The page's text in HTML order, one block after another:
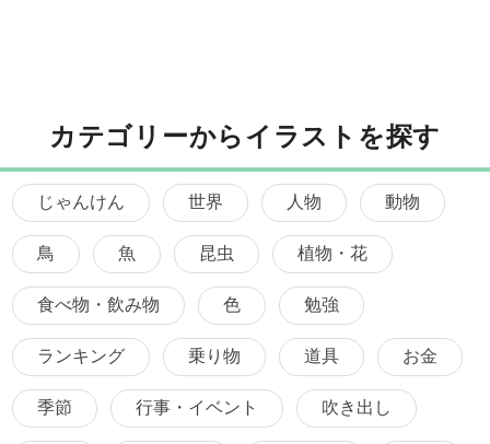
カテゴリーからイラストを探す
じゃんけん 世界 人物 動物
鳥 魚 昆虫 植物・花
食べ物・飲み物 色 勉強
ランキング 乗り物 道具 お金
季節 行事・イベント 吹き出し